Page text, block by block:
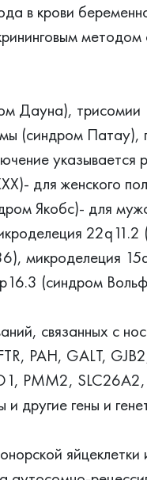
в крови
Дауна),
(синдром Патау),
для женского
Якобс)- для
микроделеция
(синдром
связанных с
PAH, GALT,
PMM2,
другие гены и